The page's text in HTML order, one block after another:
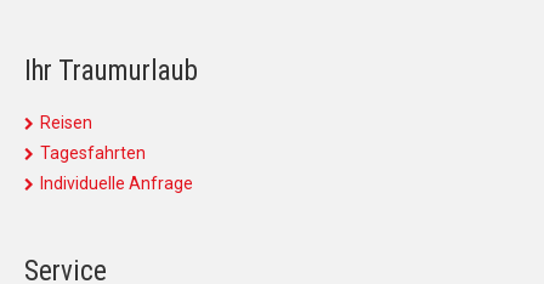
Ihr Traumurlaub
Reisen
Tagesfahrten
Individuelle Anfrage
Service